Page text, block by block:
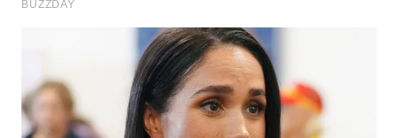
WN
INDRAMAYU